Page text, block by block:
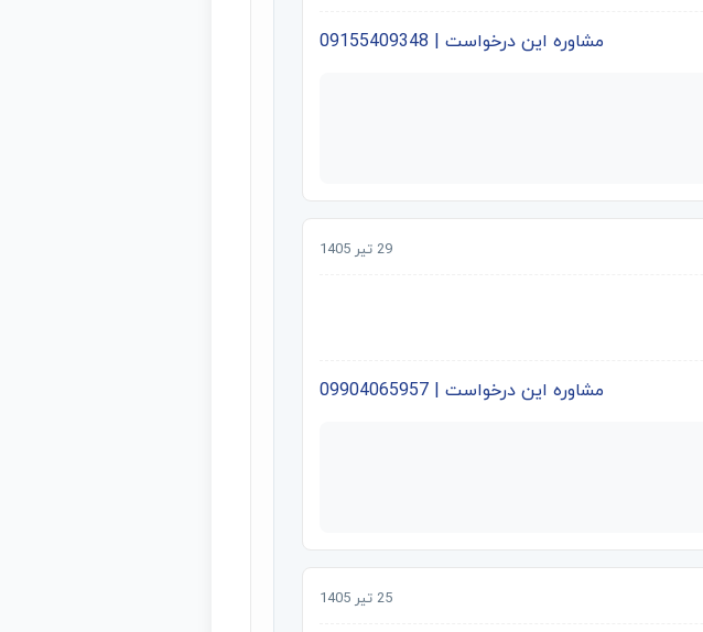
مشاوره این درخواست | 09155409348
29 تیر 1405
مشاوره این درخواست | 09904065957
25 تیر 1405